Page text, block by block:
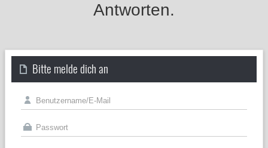
Antworten.
Bitte melde dich an